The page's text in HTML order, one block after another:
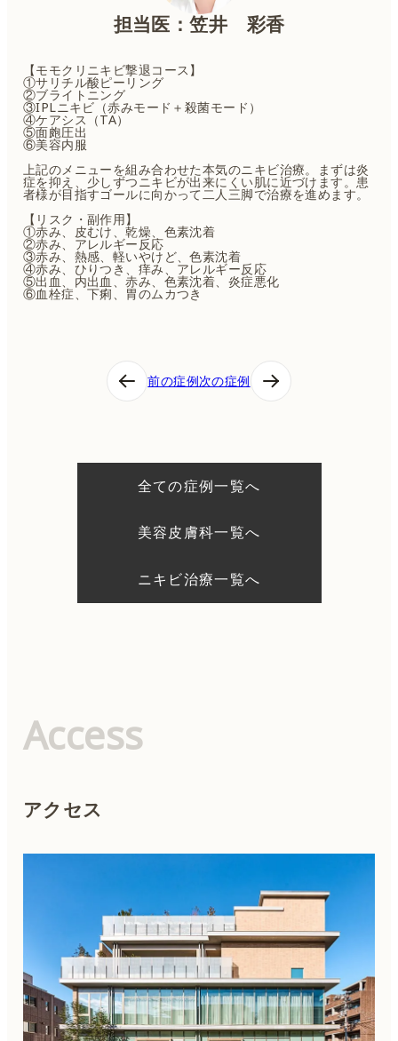
担当医：笠井 彩香
【モモクリニキビ撃退コース】
①サリチル酸ピーリング
②ブライトニング
③IPLニキビ（赤みモード＋殺菌モード）
④ケアシス（TA）
⑤面皰圧出
⑥美容内服
上記のメニューを組み合わせた本気のニキビ治療。まずは炎
症を抑え、少しずつニキビが出来にくい肌に近づけます。患
者様が目指すゴールに向かって二人三脚で治療を進めます。
【リスク・副作用】
①赤み、皮むけ、乾燥、色素沈着
②赤み、アレルギー反応
③赤み、熱感、軽いやけど、色素沈着
④赤み、ひりつき、痒み、アレルギー反応
⑤出血、内出血、赤み、色素沈着、炎症悪化
⑥血栓症、下痢、胃のムカつき
前の症例次の症例
全ての症例一覧へ
美容皮膚科一覧へ
ニキビ治療一覧へ
Access
アクセス